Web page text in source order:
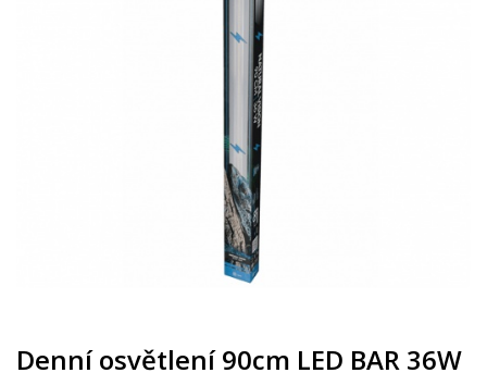
Denní osvětlení 90cm LED BAR 36W